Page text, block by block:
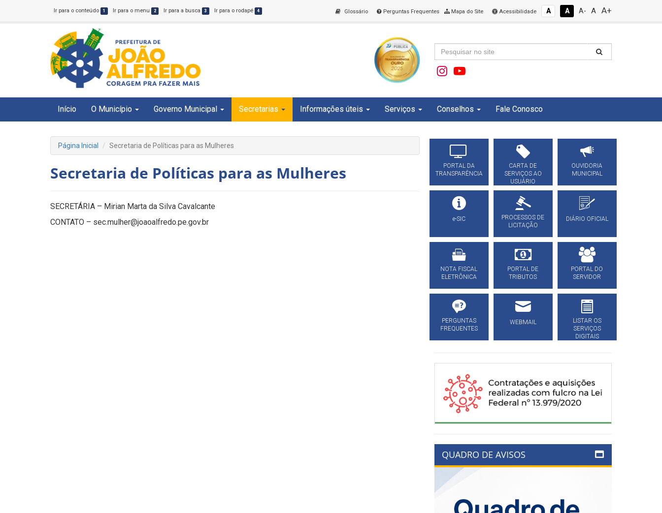
Ir para o conteúdo 1 Ir para o menu 2 Ir para a busca 3 Ir para o rodapé 4 Glossário Perguntas Frequentes Mapa do Site Acessibilidade A A A- A A+
Início O Município Governo Municipal Secretarias Informações úteis Serviços Conselhos Fale Conosco
Página Inicial Secretaria de Políticas para as Mulheres
Secretaria de Políticas para as Mulheres
SECRETÁRIA – Mirian Marta da Silva Cavalcante
CONTATO – sec.mulher@joaoalfredo.pe.gov.br
PORTAL DA
TRANSPARÊNCIA
CARTA DE
SERVIÇOS AO
USUÁRIO
OUVIDORIA
MUNICIPAL
e-SIC
PROCESSOS DE
LICITAÇÃO
DIÁRIO OFICIAL
NOTA FISCAL
ELETRÔNICA
PORTAL DE
TRIBUTOS
PORTAL DO
SERVIDOR
PERGUNTAS
FREQUENTES
WEBMAIL
LISTAR OS
SERVIÇOS
DIGITAIS
QUADRO DE AVISOS